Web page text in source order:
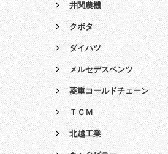
井関農機
クボタ
ダイハツ
メルセデスベンツ
菱重コールドチェーン
ＴＣＭ
北越工業